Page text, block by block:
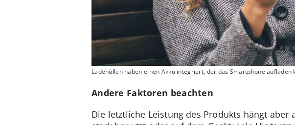
Ladehüllen haben einen Akku integriert, der das Smartphone aufladen
Andere Faktoren beachten
Die letztliche Leistung des Produkts hängt